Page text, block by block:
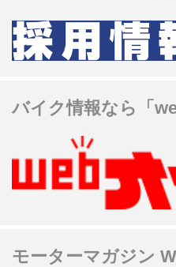
バイク情報なら「
モーターマガジン